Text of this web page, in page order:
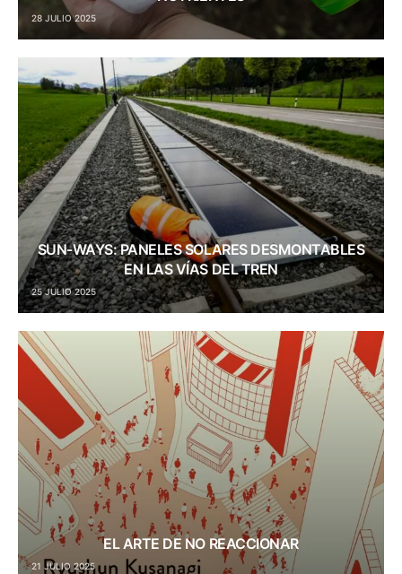
28 JULIO 2025
SUN-WAYS: PANELES SOLARES DESMONTABLES
EN LAS VÍAS DEL TREN
25 JULIO 2025
EL ARTE DE NO REACCIONAR
21 JULIO 2025